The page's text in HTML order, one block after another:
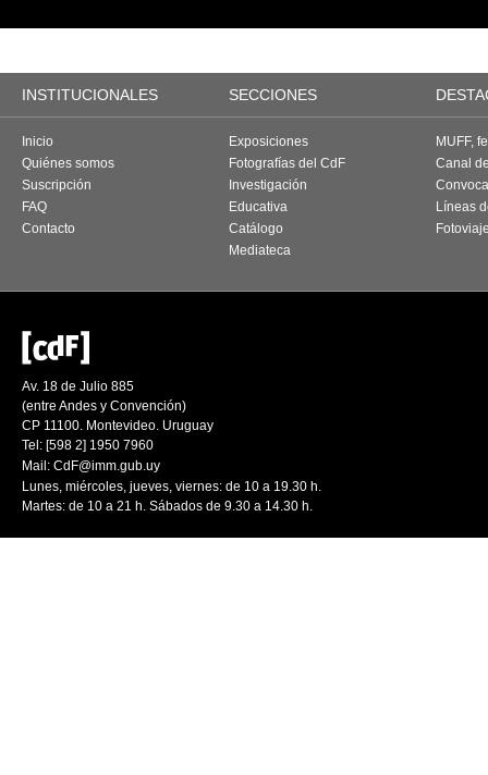
INSTITUCIONALES SECCIONES
Inicio
Quiénes somos
Suscripción
FAQ
Contacto
Exposiciones
Fotografías del CdF
Investigación
Educativa
Catálogo
Mediateca
MUFF,
Canal
Líneas
Av. 18 de Julio 885
(entre Andes y Convención)
CP 11100. Montevideo. Uruguay
Tel: [598 2] 1950 7960
Mail: CdF@imm.gub.uy
Lunes, miércoles, jueves, viernes: de 10 a 19.30 h.
Martes: de 10 a 21 h. Sábados de 9.30 a 14.30 h.